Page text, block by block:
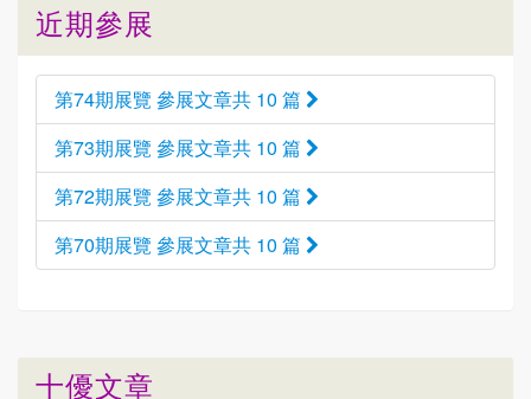
近期參展
第74期展覽 參展文章共 10 篇
第73期展覽 參展文章共 10 篇
第72期展覽 參展文章共 10 篇
第70期展覽 參展文章共 10 篇
十優文章